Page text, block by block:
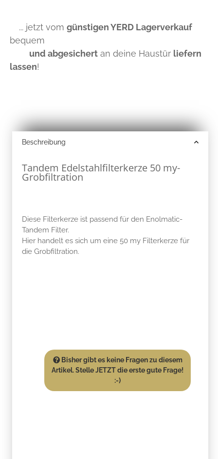
... jetzt vom günstigen YERD Lagerverkauf
bequem
und abgesichert an deine Haustür liefern
lassen!
Beschreibung
Tandem Edelstahlfilterkerze 50 my-
Grobfiltration
Diese Filterkerze ist passend für den Enolmatic-
Tandem Filter.
Hier handelt es sich um eine 50 my Filterkerze für
die Grobfiltration.
Bisher gibt es keine Fragen zu diesem
Artikel. Stelle JETZT die erste gute Frage!
:-)